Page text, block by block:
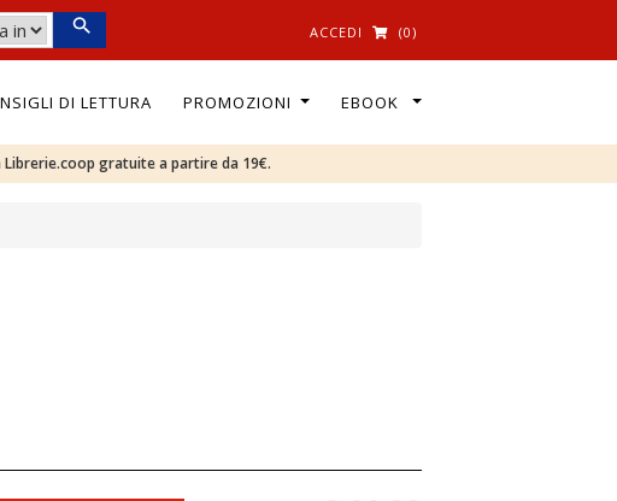
ACCEDI (0)
DI LETTURA PROMOZIONI EBOOK
gratuite a partire da 19€.